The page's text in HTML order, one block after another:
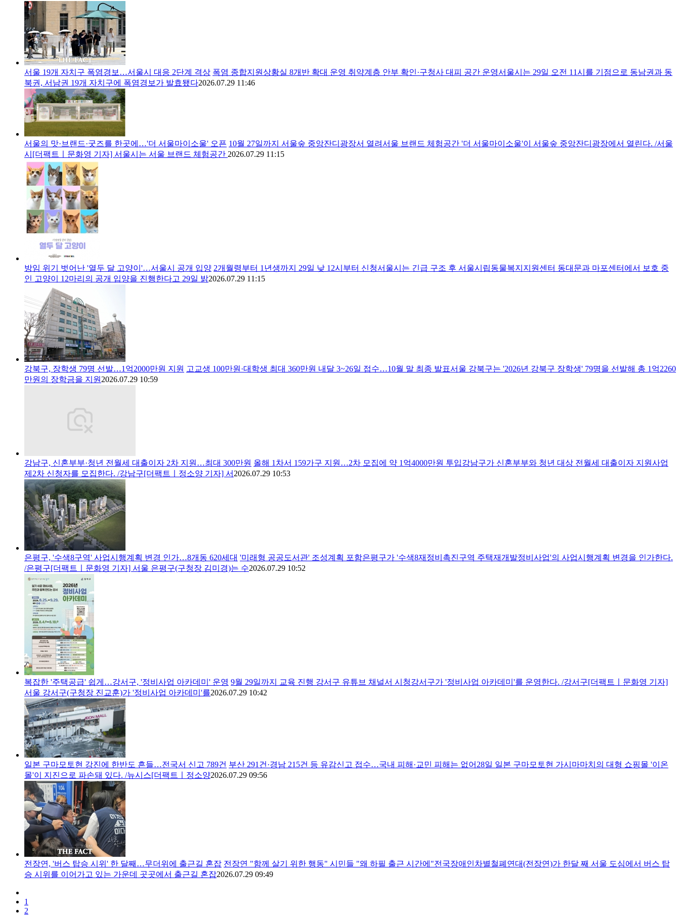
서울 19개 자치구 폭염경보…서울시 대응 2단계 격상 폭염 종합지원상황실 8개반 확대 운영 취약계층 안부 확인·구청사 대피 공간 운영서울시는 29일 오전 11시를 기점으로 동남권과 동
북권, 서남권 19개 자치구에 폭염경보가 발효됐다2026.07.29 11:46
서울의 맛·브랜드·굿즈를 한곳에…'더 서울마이소울' 오픈 10월 27일까지 서울숲 중앙잔디광장서 열려서울 브랜드 체험공간 '더 서울마이소울'이 서울숲 중앙잔디광장에서 열린다. /서울
시[더팩트ㅣ문화영 기자] 서울시는 서울 브랜드 체험공간 2026.07.29 11:15
방임 위기 벗어난 '열두 달 고양이'…서울시 공개 입양 2개월령부터 1년생까지 29일 낮 12시부터 신청서울시는 긴급 구조 후 서울시립동물복지지원센터 동대문과 마포센터에서 보호 중
인 고양이 12마리의 공개 입양을 진행한다고 29일 밝2026.07.29 11:15
강북구, 장학생 79명 선발…1억2000만원 지원 고교생 100만원·대학생 최대 360만원 내달 3~26일 접수…10월 말 최종 발표서울 강북구는 '2026년 강북구 장학생' 79명을 선발해 총 1억2260
만원의 장학금을 지원 2026.07.29 10:59
강남구, 신혼부부·청년 전월세 대출이자 2차 지원…최대 300만원 올해 1차서 159가구 지원…2차 모집에 약 1억4000만원 투입강남구가 신혼부부와 청년 대상 전월세 대출이자 지원사업
제2차 신청자를 모집한다. /강남구[더팩트ㅣ정소양 기자] 서 2026.07.29 10:53
은평구, '수색8구역' 사업시행계획 변경 인가…8개동 620세대 '미래형 공공도서관' 조성계획 포함은평구가 '수색8재정비촉진구역 주택재개발정비사업'의 사업시행계획 변경을 인가한다.
/은평구[더팩트ㅣ문화영 기자] 서울 은평구(구청장 김미경)는 수2026.07.29 10:52
복잡한 '주택공급' 쉽게…강서구, '정비사업 아카데미' 운영 9월 29일까지 교육 진행 강서구 유튜브 채널서 시청강서구가 '정비사업 아카데미'를 운영한다. /강서구[더팩트ㅣ문화영 기자]
서울 강서구(구청장 진교훈)가 '정비사업 아카데미'를2026.07.29 10:42
일본 구마모토현 강진에 한반도 흔들…전국서 신고 789건 부산 291건·경남 215건 등 유감신고 접수…국내 피해·교민 피해는 없어28일 일본 구마모토현 가시마마치의 대형 쇼핑몰 '이온
몰'이 지진으로 파손돼 있다. /뉴시스[더팩트ㅣ정소양2026.07.29 09:56
전장연, '버스 탑승 시위' 한 달째…무더위에 출근길 혼잡 전장연 "함께 살기 위한 행동" 시민들 "왜 하필 출근 시간에"전국장애인차별철폐연대(전장연)가 한달 째 서울 도심에서 버스 탑
승 시위를 이어가고 있는 가운데 곳곳에서 출근길 혼잡2026.07.29 09:49
1
2